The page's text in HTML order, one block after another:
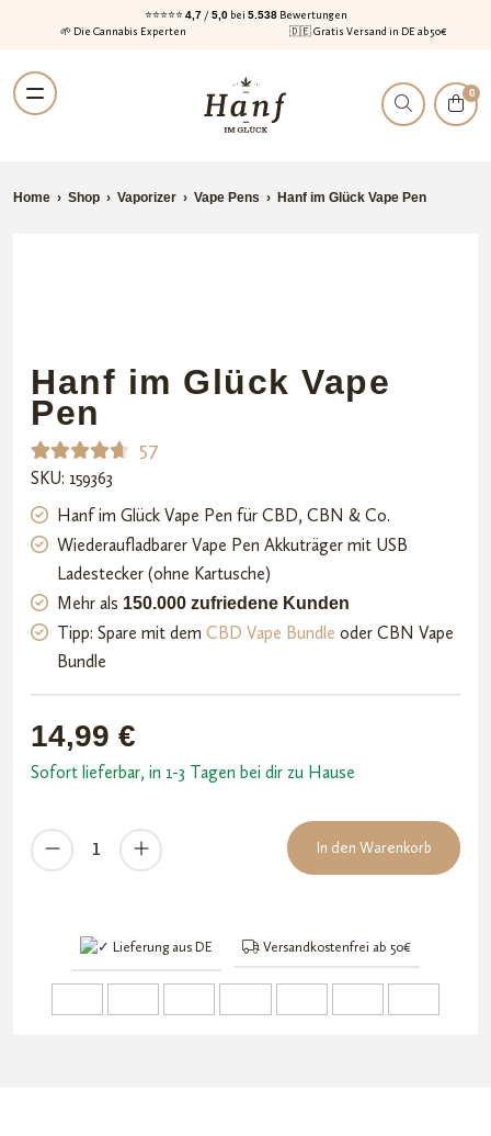
⭐⭐⭐⭐⭐4,7/ 5,0bei 5.538Bewertungen
🌱 Die Cannabis Experten
🇩🇪 Gratis Versand in DE ab 50€
Navigation
Inhalt
0
Home › Shop › Vaporizer › Vape Pens › Hanf im Glück Vape Pen
Hanf im Glück Vape
Pen
Bewerte
t mit
4.74
5,
d auf
57
Kundenb
ewertu
ngen
57
SKU: 159363
Hanf im Glück Vape Pen für CBD, CBN & Co.
Wiederaufladbarer Vape Pen Akkuträger mit USB
Ladestecker (ohne Kartusche)
Mehr als 150.000 zufriedene Kunden
Tipp: Spare mit dem CBD Vape Bundle oder CBN Vape
Bundle
14,99 €
Sofort lieferbar, in 1-3 Tagen bei dir zu Hause
im
Pen
Menge
In den Warenkorb
Lieferung aus DE Versandkostenfrei ab 50€